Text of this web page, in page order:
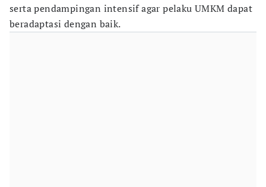
serta pendampingan intensif agar pelaku UMKM dapat
beradaptasi dengan baik.